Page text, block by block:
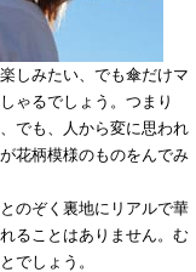
しみたい、でも傘だけマ
ゃるでしょう。つまり
でも、人から変に思われ
花柄模様のものをんでみ
のぞく裏地にリアルで華
ることはありません。む
でしょう。